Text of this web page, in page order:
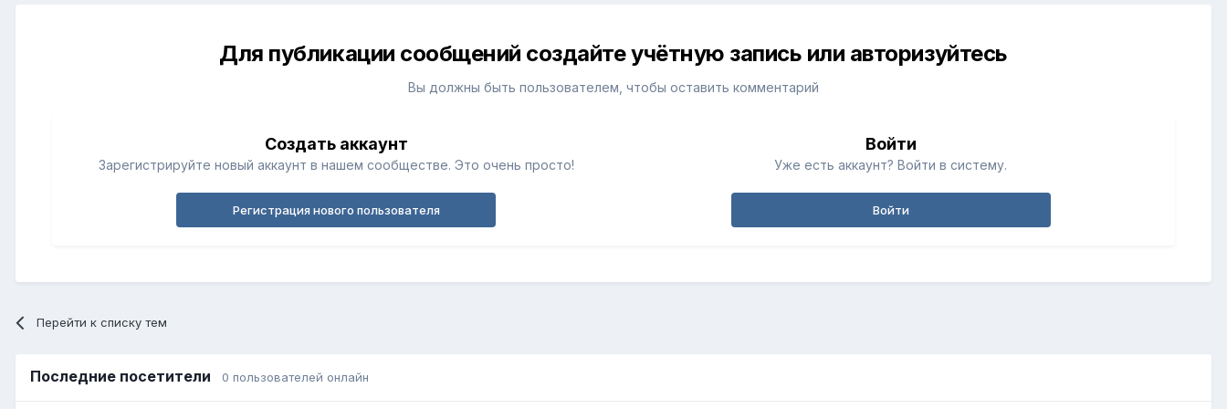
Для публикации сообщений создайте учётную запись или авторизуйтесь
Вы должны быть пользователем, чтобы оставить комментарий
Создать аккаунт
Зарегистрируйте новый аккаунт в нашем сообществе. Это очень просто!
Регистрация нового пользователя
Войти
Уже есть аккаунт? Войти в систему.
Войти
Перейти к списку тем
Последние посетители 0 пользователей онлайн